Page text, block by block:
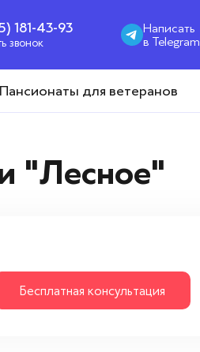
181-43-93
звонок
Написать
в Telegram
Пансионаты для ветеранов
"Лесное"
Бесплатная консультация